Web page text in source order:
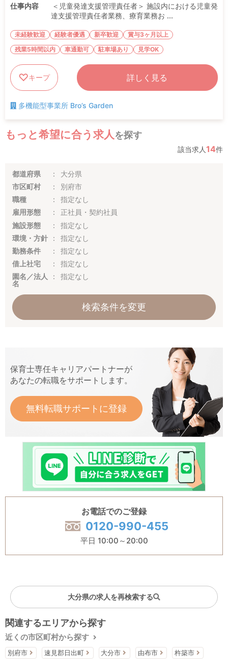
仕事内容
＜児童発達支援管理責任者＞ 施設内における児童発
達支援管理責任者業務、療育業務お ...
未経験歓迎 経験者優遇 新卒歓迎
賞与3ヶ月以上
残業5時間以内
車通勤可 駐車場あり 見学OK
キープ 詳しく見る
多機能型事業所 Bro’s Garden
もっと希望に合う求人 を探す
該当求人14件
都道府県
大分県
市区町村
別府市
職種
指定なし
雇用形態
正社員・契約社員
施設形態
指定なし
環境・方針
指定なし
勤務条件
指定なし
借上社宅
指定なし
園名／法人
名
指定なし
検索条件を変更
保育士専任キャリアパートナーが
あなたの転職をサポートします。
無料転職サポートに登録
お電話でのご登録
0120-990-455
平日 10:00～20:00
大分県の求人を再検索する
関連するエリアから探す
近くの市区町村から探す
別府市 速見郡日出町 大分市 由布市 杵築市